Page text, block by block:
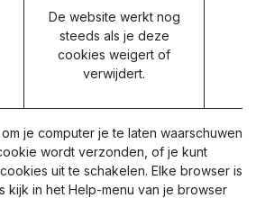
De website werkt nog
steeds als je deze
cookies weigert of
verwijdert.
je computer je te laten waarschuwen
wordt verzonden, of je kunt
uit te schakelen. Elke browser is
kijk in het Help-menu van je browser